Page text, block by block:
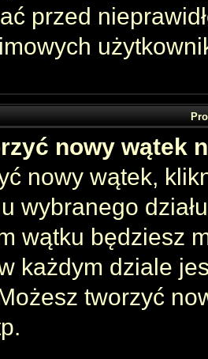
przed
nowy wątek
nowy wątek,
wybranego
wątku będziesz
każdym dziale
tworzyć